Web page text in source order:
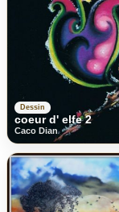
Dessin
coeur d' elfe 2
Caco Dian